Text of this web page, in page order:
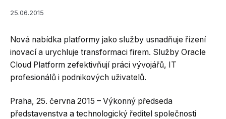
25.06.2015
Nová nabídka platformy jako služby usnadňuje řízení
inovací a urychluje transformaci firem. Služby Oracle
Cloud Platform zefektivňují práci vývojářů, IT
profesionálů i podnikových uživatelů.
Praha, 25. června 2015 – Výkonný předseda
představenstva a technologický ředitel společnosti